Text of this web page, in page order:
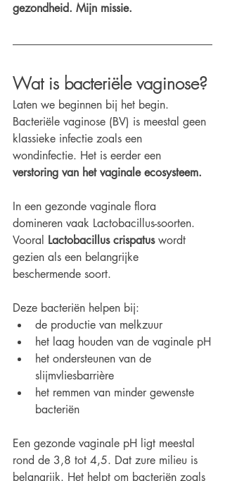
gezondheid. Mijn missie.
Wat is bacteriële vaginose?
Laten we beginnen bij het begin.
Bacteriële vaginose (BV) is meestal geen
klassieke infectie zoals een
wondinfectie. Het is eerder een
verstoring van het vaginale ecosysteem.
In een gezonde vaginale flora
domineren vaak Lactobacillus-soorten.
Vooral Lactobacillus crispatus wordt
gezien als een belangrijke
beschermende soort.
Deze bacteriën helpen bij:
de productie van melkzuur
het laag houden van de vaginale pH
het ondersteunen van de
slijmvliesbarrière
het remmen van minder gewenste
bacteriën
Een gezonde vaginale pH ligt meestal
rond de 3,8 tot 4,5. Dat zure milieu is
belangrijk. Het helpt om bacteriën zoals